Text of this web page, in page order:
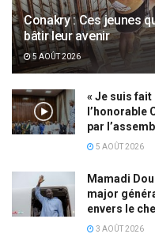
Conakry : Ces jeunes
bâtir leur avenir
5 AOÛT 2026
« Je suis fait
l’honorable
par
5 AOÛT 2026
Mamadi
major
envers le
3 AOÛT 2026